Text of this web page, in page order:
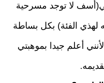
لا توجد مسرحية
الفئة) بكل بساطة
أعلم جيدا بموهبتي